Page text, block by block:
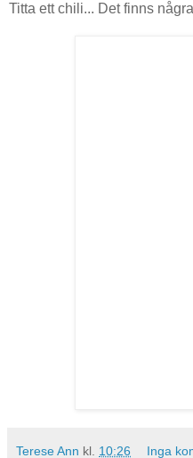
Titta ett chili... Det finns
Terese Ann kl. 10:26 Inga